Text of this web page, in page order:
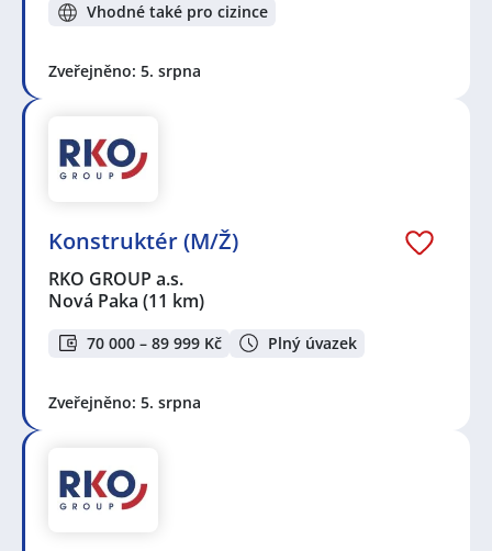
Vhodné také pro cizince
Zveřejněno: 5. srpna
Konstruktér (M/Ž)
RKO GROUP a.s.
Nová Paka (11 km)
70 000 – 89 999 Kč Plný úvazek
Zveřejněno: 5. srpna